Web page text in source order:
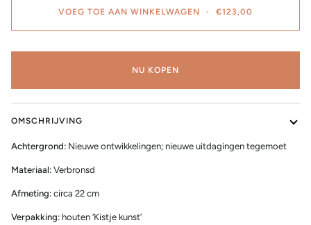
VOEG TOE AAN WINKELWAGEN • €123,00
NU KOPEN
OMSCHRIJVING
Achtergrond: Nieuwe ontwikkelingen; nieuwe uitdagingen tegemoet
Materiaal: Verbronsd
Afmeting: circa 22 cm
Verpakking: houten ‘Kistje kunst’